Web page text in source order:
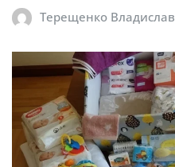
Терещенко Владислав